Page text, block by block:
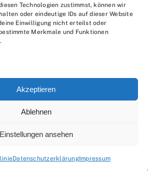
Technologien zustimmst, können wir
oder eindeutige IDs auf dieser Website
Einwilligung nicht erteilst oder
Merkmale und Funktionen
Akzeptieren
Ablehnen
Einstellungen ansehen
DatenschutzerklärungImpressum
Kontakt
2007 - 2026 •by Moveco